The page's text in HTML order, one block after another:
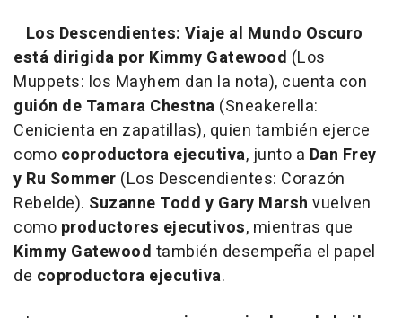
Los Descendientes: Viaje al Mundo Oscuro
está dirigida por Kimmy Gatewood (Los
Muppets: los Mayhem dan la nota), cuenta con
guión de Tamara Chestna (Sneakerella:
Cenicienta en zapatillas), quien también ejerce
como coproductora ejecutiva, junto a Dan Frey
y Ru Sommer (Los Descendientes: Corazón
Rebelde). Suzanne Todd y Gary Marsh vuelven
como productores ejecutivos, mientras que
Kimmy Gatewood también desempeña el papel
de coproductora ejecutiva.